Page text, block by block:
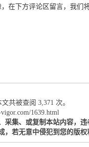
在下方评论区留言，我们
共被查阅 3,371 次。
1639.html
采集、或复制本站内容，违
，若无意中侵犯到您的版